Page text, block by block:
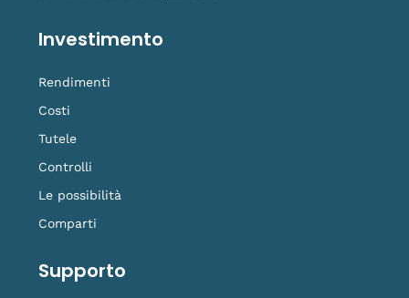
Investimento
Rendimenti
Costi
Tutele
Controlli
Le possibilità
Comparti
Supporto